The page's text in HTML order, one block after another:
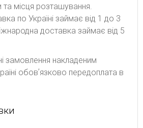
місця розташування.
по Україні займає від 1 до 3
доставка займає від 5
замовлення накладеним
обовʼязково передоплата в